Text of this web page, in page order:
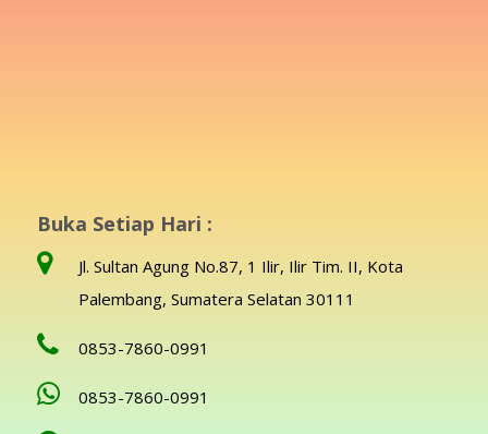
Buka Setiap Hari :
Jl. Sultan Agung No.87, 1 Ilir, Ilir Tim. II, Kota
Palembang, Sumatera Selatan 30111
0853-7860-0991
0853-7860-0991